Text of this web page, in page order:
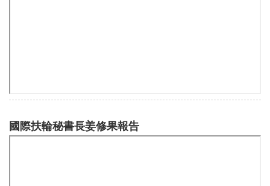
國際扶輪秘書長姜修果報告